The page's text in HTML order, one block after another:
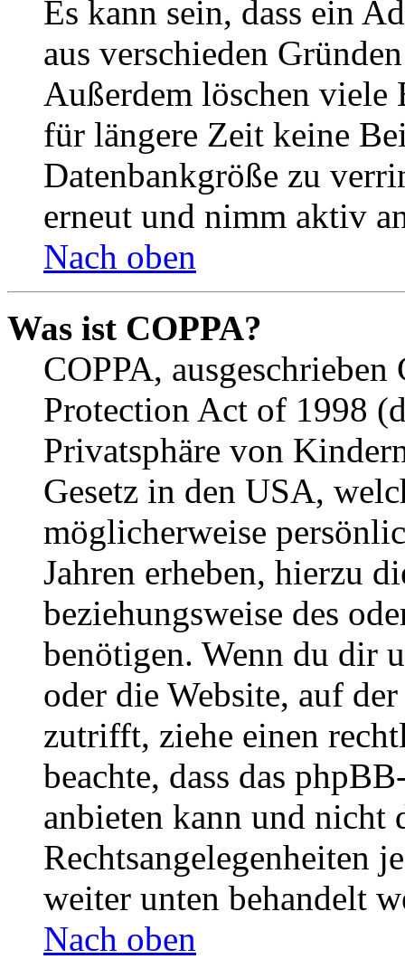
Es kann sein, dass ein
aus verschieden
Außerdem löschen viele
für längere Zeit keine
Datenbankgröße zu
erneut und nimm aktiv
Nach oben
Was ist COPPA?
COPPA,
Protection Act of 1998
Privatsphäre von
Gesetz in den USA,
möglicherweise
Jahren erheben, hierzu
beziehungsweise des
benötigen. Wenn du dir
oder die Website, auf
zutrifft, ziehe einen
beachte, dass das
anbieten kann und nicht
Rechtsangelegenheiten
weiter unten behandelt
Nach oben